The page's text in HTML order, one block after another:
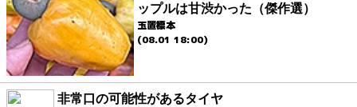
ップルは甘渋かった（傑作選）
玉置標本
(08.01 18:00)
非常口の可能性があるタイヤ